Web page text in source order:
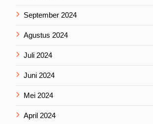
September 2024
Agustus 2024
Juli 2024
Juni 2024
Mei 2024
April 2024